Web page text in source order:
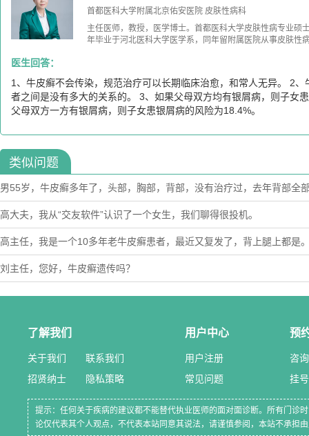
首都医科大学附属北京佑安医院 皮肤性病科
主任医师，教授，医学博士。首都医科大学皮肤性病专业硕
年毕业于河北医科大学医学系，同年留附属医院从事皮肤性
医生回答：
1、牛皮癣不会传染，规范治疗可以长期临床治愈，和常人无异。 2
者之间是没有多大的关系的。 3、如果父母双方均有银屑病，则子女
父母双方一方有银屑病，则子女患银屑病的风险为18.4%。
类似问题
男55岁，牛皮癣多年了，头部，胸部，背部，没有治疗过，去年背部全
头部不见好，还能好不，有什么好法子？
高大夫，我从“交友软件”认识了一个女生，我们聊得很投机。
高主任，我是一个10多年老牛皮癣患者，最近又复发了，背上腿上都是
后，不多久就复发。我就想知道，为什么我的牛皮癣老是复发？你能帮
刘主任，您好，牛皮癣遗传吗？
了解我们
关于我们
招贤纳士
联系我们
隐私策略
用户中心
用户注册
常见问题
预
咨
挂
提示：任何关于疾病的建议都不能替代执业医师的面对面诊断。所有门诊
论仅代表其个人观点，不代表本站同意其说法，请谨慎参阅，本站不承担